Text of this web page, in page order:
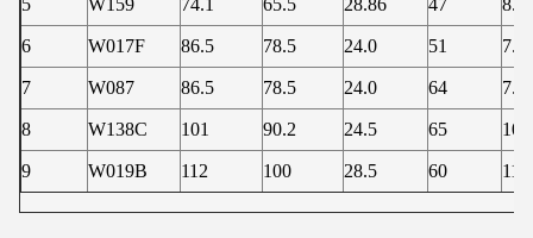
6 W017F 86.5 78.5 24.0 51
7 W087 86.5 78.5 24.0 64
8 W138C 101 90.2 24.5 65
9 W019B 112 100 28.5 60